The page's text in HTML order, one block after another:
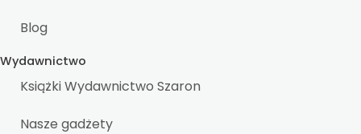
Blog
Wydawnictwo
Książki Wydawnictwo Szaron
Nasze gadżety